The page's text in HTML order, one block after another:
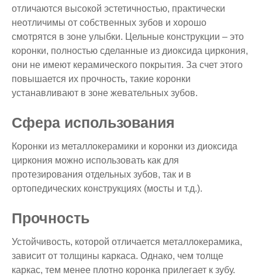
отличаются высокой эстетичностью, практически
неотличимы от собственных зубов и хорошо
смотрятся в зоне улыбки. Цельные конструкции – это
коронки, полностью сделанные из диоксида циркония,
они не имеют керамического покрытия. За счет этого
повышается их прочность, такие коронки
устанавливают в зоне жевательных зубов.
Сфера использования
Коронки из металлокерамики и коронки из диоксида
циркония можно использовать как для
протезирования отдельных зубов, так и в
ортопедических конструкциях (мосты и т.д.).
Прочность
Устойчивость, которой отличается металлокерамика,
зависит от толщины каркаса. Однако, чем толще
каркас, тем менее плотно коронка прилегает к зубу.